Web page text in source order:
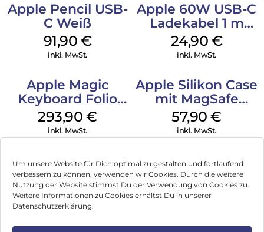
Um unsere Website für Dich optimal zu gestalten und fortlaufend
verbessern zu können, verwenden wir Cookies. Durch die weitere
Nutzung der Website stimmst Du der Verwendung von Cookies zu.
Weitere Informationen zu Cookies erhältst Du in unserer
Datenschutzerklärung.
Apple Pencil USB-
C Weiß
91,90 €
inkl. MwSt.
Apple 60W USB-C
Ladekabel 1 m
Weiß
24,90 €
inkl. MwSt.
Apple Magic
Keyboard Folio
iPad 10.9″ (10.Gen.)
Weiß
293,90€
inkl. MwSt.
Apple Silikon Case
mit MagSafe
iPhone 14 Pro
(PRODUCT)RED
57,90€
inkl. MwSt.
Impressum